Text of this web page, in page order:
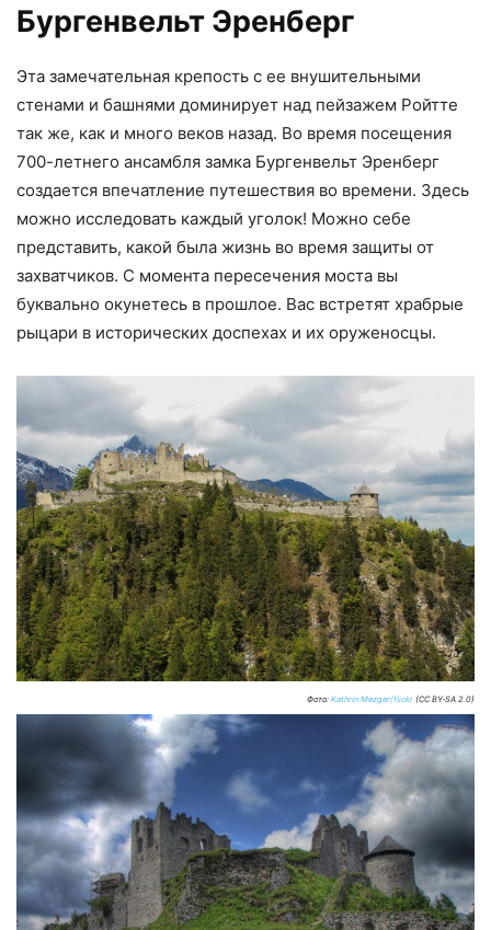
Бургенвельт Эренберг
Эта замечательная крепость с ее внушительными
стенами и башнями доминирует над пейзажем Ройтте
так же, как и много веков назад. Во время посещения
700-летнего ансамбля замка Бургенвельт Эренберг
создается впечатление путешествия во времени. Здесь
можно исследовать каждый уголок! Можно себе
представить, какой была жизнь во время защиты от
захватчиков. С момента пересечения моста вы
буквально окунетесь в прошлое. Вас встретят храбрые
рыцари в исторических доспехах и их оруженосцы.
Фото: Kathrin Mezger/flickr (CC BY-SA 2.0)